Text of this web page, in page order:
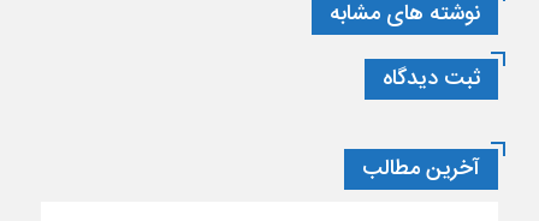
نوشته های مشابه
ثبت دیدگاه
آخرین مطالب